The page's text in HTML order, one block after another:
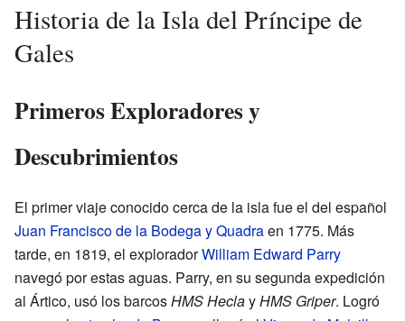
Historia de la Isla del Príncipe de
Gales
Primeros Exploradores y
Descubrimientos
El primer viaje conocido cerca de la isla fue el del español
Juan Francisco de la Bodega y Quadraen 1775. Más
tarde, en 1819, el exploradorWilliam Edward Parry
navegó por estas aguas. Parry, en su segunda expedición
al Ártico, usó los barcosHMS HeclayHMS Griper. Logró